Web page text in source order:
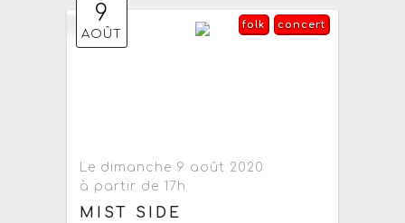
9
AOÛT
concert
folk
Le dimanche 9 août 2020
à partir de 17h
MIST SIDE